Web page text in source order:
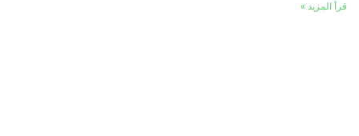
قرأ المزيد »